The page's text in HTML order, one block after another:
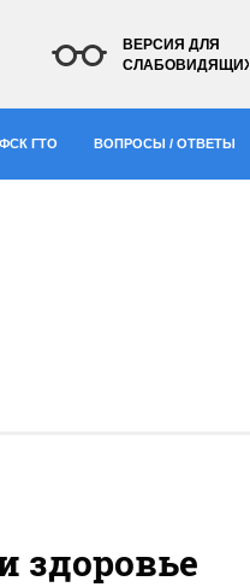
ВЕРСИЯ ДЛЯ
СЛАБОВИДЯЩИХ
ГТО ВОПРОСЫ / ОТВЕТЫ
здоровье